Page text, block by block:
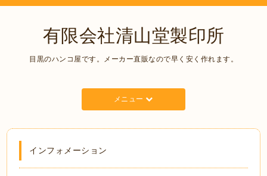
有限会社清山堂製印所
目黒のハンコ屋です。メーカー直販なので早く安く作れます。
メニュー
インフォメーション